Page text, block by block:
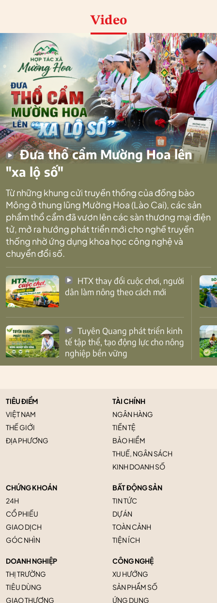
Video
Đưa thổ cẩm Mường Hoa lên
"xa lộ số"
Từ những khung cửi truyền thống của đồng bào
Mông ở thung lũng Mường Hoa (Lào Cai), các sản
phẩm thổ cẩm đã vươn lên các sàn thương mại điện
tử, mở ra hướng phát triển mới cho nghề truyền
thống nhờ ứng dụng khoa học công nghệ và
chuyển đổi số.
dân làm nông theo cách mới
tế tập thể, tạo động lực cho nông
nghiệp bền vững
TIÊU ĐIỂM
VIỆT NAM
THẾ GIỚI
ĐỊA PHƯƠNG
TÀI CHÍNH
NGÂN HÀNG
TIỀN TỆ
BẢO HIỂM
THUẾ, NGÂN SÁCH
KINH DOANH SỐ
CHỨNG KHOÁN
24H
CỔ PHIẾU
GIAO DỊCH
GÓC NHÌN
BẤT ĐỘNG SẢN
TIN TỨC
DỰ ÁN
TOÀN CẢNH
TIỆN ÍCH
DOANH NGHIỆP
THỊ TRƯỜNG
TIÊU DÙNG
GIAO THƯƠNG
CÔNG NGHỆ
XU HƯỚNG
SẢN PHẨM SỐ
ỨNG DỤNG